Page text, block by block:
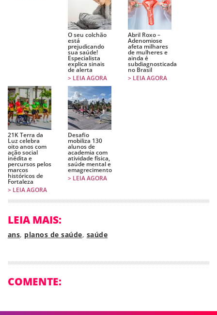
O seu colchão
está
prejudicando
sua saúde!
Especialista
explica sinais
de alerta
> LEIA AGORA
Abril Roxo –
Adenomiose
afeta milhares
de mulheres e
ainda é
subdiagnosticada
no Brasil
> LEIA AGORA
21K Terra da
Luz celebra
oito anos com
ação social
inédita e
percursos pelos
marcos
históricos de
Fortaleza
> LEIA AGORA
Desafio
mobiliza 130
alunos de
academia com
atividade física,
saúde mental e
emagrecimento
> LEIA AGORA
LEIA MAIS:
ans, planos de saúde, saúde
COMENTE: